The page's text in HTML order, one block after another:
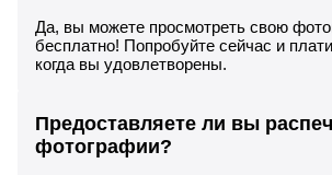
Да, вы можете просмотреть свою
бесплатно! Попробуйте сейчас и
когда вы удовлетворены.
Предоставляете ли вы
фотографии?